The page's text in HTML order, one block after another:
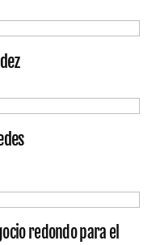
redondo para el